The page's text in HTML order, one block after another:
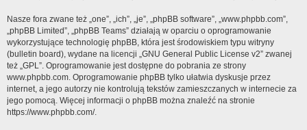
Nasze fora zwane też „one”, „ich”, „je”, „phpBB software”, „www.phpbb.com”,
„phpBB Limited”, „phpBB Teams” działają w oparciu o oprogramowanie
wykorzystujące technologię phpBB, która jest środowiskiem typu witryny
(bulletin board), wydane na licencji „GNU General Public License v2” zwanej
też „GPL”. Oprogramowanie jest dostępne do pobrania ze strony
www.phpbb.com. Oprogramowanie phpBB tylko ułatwia dyskusje przez
internet, a jego autorzy nie kontrolują tekstów zamieszczanych w internecie za
jego pomocą. Więcej informacji o phpBB można znaleźć na stronie
https://www.phpbb.com/.